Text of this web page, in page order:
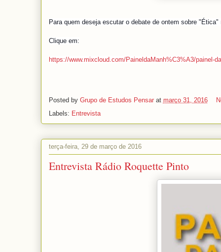
Para quem deseja escutar o debate de ontem sobre
Clique em:
https://www.mixcloud.com/PaineldaManh%C3%A3/painel-
Posted by Grupo de Estudos Pensar at março 31, 2016
Labels: Entrevista
terça-feira, 29 de março de 2016
Entrevista Rádio Roquette Pinto